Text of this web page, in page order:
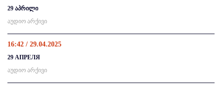
29 აპრილი
აუდიო არქივი
16:42 / 29.04.2025
29 АПРЕЛЯ
აუდიო არქივი